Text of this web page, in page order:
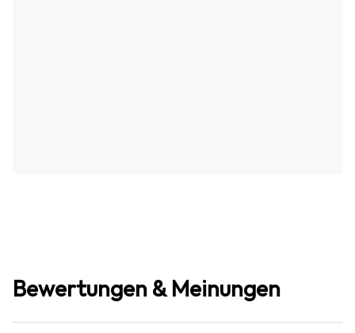
Bewertungen & Meinungen